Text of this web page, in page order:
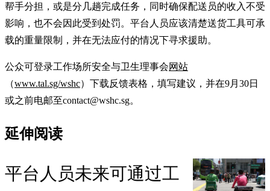
帮手分担，或是分几趟完成任务，同时确保配送员的收入不受
影响，也不会因此受到处罚。平台人员应该清楚送货工具可承
载的重量限制，并在无法应付的情况下寻求援助。
公众可登录工作场所安全与卫生理事会网站
（www.tal.sg/wshc）下载反馈表格，填写建议，并在9月30日
或之前电邮至contact@wshc.sg。
延伸阅读
平台人员未来可通过工